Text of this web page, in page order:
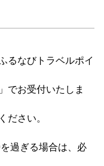
るなびトラベルポイ
でお受付いたしま
さい。
過ぎる場合は、必